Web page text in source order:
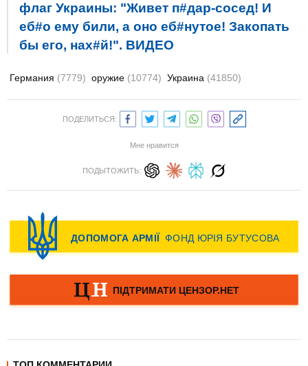
флаг Украины: "Живет п#дар-сосед! И
еб#о ему били, а оно еб#нутое! Закопать
бы его, нах#й!". ВИДЕО
Германия (7779) оружие (10774) Украина (41850)
ПОДЕЛИТЬСЯ:
Мне нравится
ПОДЫТОЖИТЬ: